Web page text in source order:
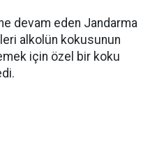
devam eden Jandarma
alkolün kokusunun
için özel bir koku